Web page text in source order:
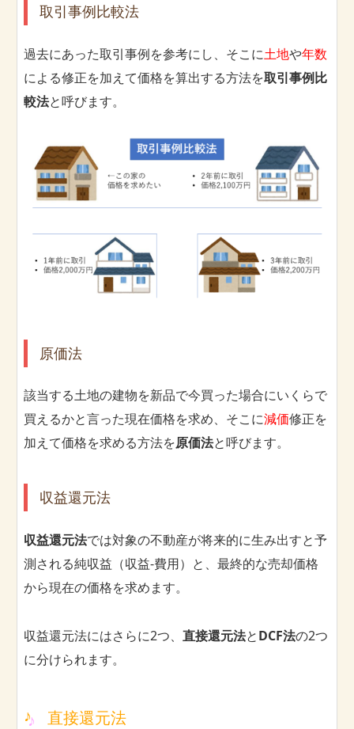
取引事例比較法
過去にあった取引事例を参考にし、そこに土地や年数
による修正を加えて価格を算出する方法を取引事例比
較法と呼びます。
原価法
該当する土地の建物を新品で今買った場合にいくらで
買えるかと言った現在価格を求め、そこに減価修正を
加えて価格を求める方法を原価法と呼びます。
収益還元法
収益還元法では対象の不動産が将来的に生み出すと予
測される純収益（収益-費用）と、最終的な売却価格
から現在の価格を求めます。
収益還元法にはさらに2つ、 直接還元法とDCF法の2つ
に分けられます。
直接還元法